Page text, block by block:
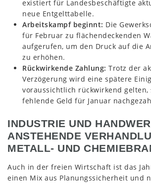
existiert für Landesbeschäftigte
neue Entgelttabelle.
Arbeitskampf beginnt: Die
für Februar zu flächendeckenden
aufgerufen, um den Druck auf die
zu erhöhen.
Rückwirkende Zahlung: Trotz der
Verzögerung wird eine spätere
voraussichtlich rückwirkend gelten,
fehlende Geld für Januar
INDUSTRIE UND
ANSTEHENDE
METALL- UND
Auch in der freien Wirtschaft ist das
einen Mix aus Planungssicherheit und